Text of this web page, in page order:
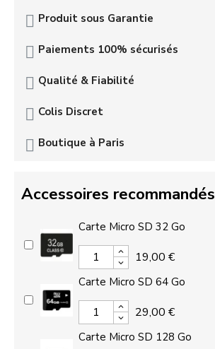
Produit sous Garantie
Paiements 100% sécurisés
Qualité & Fiabilité
Colis Discret
Boutique à Paris
Accessoires recommandés
Carte Micro SD 32 Go
19,00 €
Carte Micro SD 64 Go
29,00 €
Carte Micro SD 128 Go